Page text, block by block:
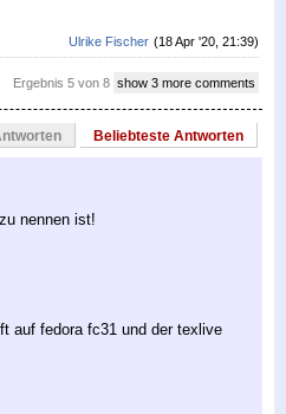
(18 Apr '20, 21:39)
Ulrike Fischer
Ergebnis 5 von 8 show 3 more comments
Beliebteste Antworten
nennen ist!
auf fedora fc31 und der texlive